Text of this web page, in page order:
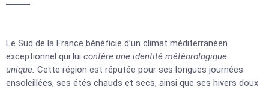
Le Sud de la France bénéficie d’un climat méditerranéen
exceptionnel qui lui confère une identité météorologique
unique. Cette région est réputée pour ses longues journées
ensoleillées, ses étés chauds et secs, ainsi que ses hivers doux